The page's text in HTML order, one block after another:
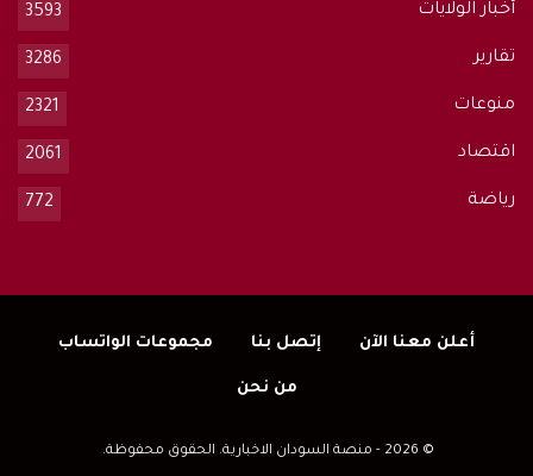
أخبار الولايات 3593
تقارير 3286
منوعات 2321
اقتصاد 2061
رياضة 772
أعلن معنا الآن إتصل بنا مجموعات الواتساب
من نحن
© 2026 - منصة السودان الاخبارية. الحقوق محفوظة.